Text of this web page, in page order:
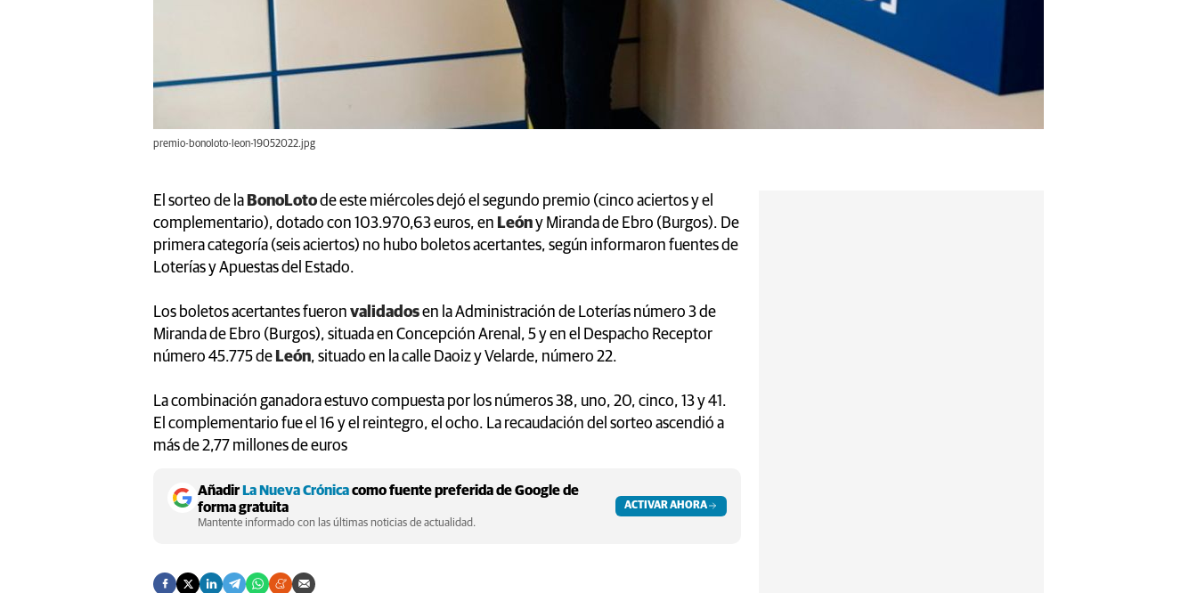
premio-bonoloto-leon-19052022.jpg
El sorteo de la BonoLotode este miércoles dejó el segundo premio (cinco aciertos y el
complementario), dotado con 103.970,63 euros, en Leóny Miranda de Ebro (Burgos). De
primera categoría (seis aciertos) no hubo boletos acertantes, según informaron fuentes de
Loterías y Apuestas del Estado.
Los boletos acertantes fueron validadosen la Administración de Loterías número 3 de
Miranda de Ebro (Burgos), situada en Concepción Arenal, 5 y en el Despacho Receptor
número 45.775 de León, situado en la calle Daoiz y Velarde, número 22.
La combinación ganadora estuvo compuesta por los números 38, uno, 20, cinco, 13 y 41.
El complementario fue el 16 y el reintegro, el ocho. La recaudación del sorteo ascendió a
más de 2,77 millones de euros
AñadirLa Nueva Crónicacomo fuente preferida de Google de
forma gratuita
Mantente informado con las últimas noticias de actualidad.
ACTIVAR AHORA